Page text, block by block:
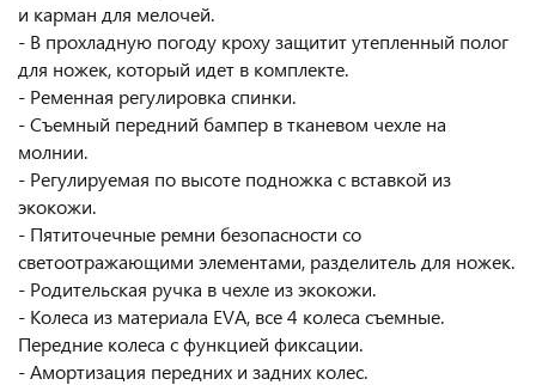
и карман для мелочей.
- В прохладную погоду кроху защитит утепленный полог
для ножек, который идет в комплекте.
- Ременная регулировка спинки.
- Съемный передний бампер в тканевом чехле на
молнии.
- Регулируемая по высоте подножка с вставкой из
экокожи.
- Пятиточечные ремни безопасности со
светоотражающими элементами, разделитель для ножек.
- Родительская ручка в чехле из экокожи.
- Колеса из материала EVA, все 4 колеса съемные.
Передние колеса с функцией фиксации.
- Амортизация передних и задних колес.